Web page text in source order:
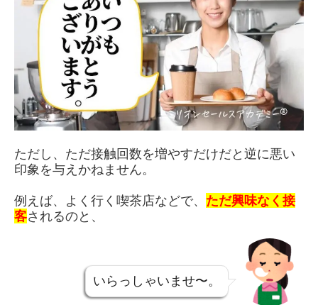
ただし、ただ接触回数を増やすだけだと逆に悪い
印象を与えかねません。
例えば、よく行く喫茶店などで、 ただ興味なく接
客されるのと、
いらっしゃいませ〜。